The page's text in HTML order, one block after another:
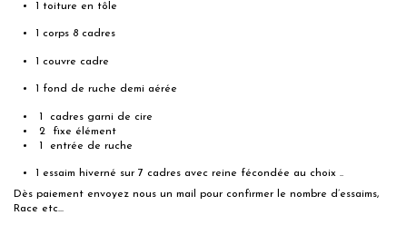
1 toiture en tôle
1 corps 8 cadres
1 couvre cadre
1 fond de ruche demi aérée
1 cadres garni de cire
2 fixe élément
1 entrée de ruche
1 essaim hiverné sur 7 cadres avec reine fécondée au choix ..
Dès paiement envoyez nous un mail pour confirmer le nombre d’essaims,
Race etc...